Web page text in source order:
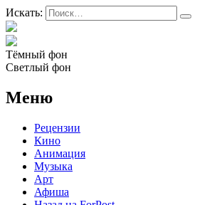
Искать:
Тёмный фон
Светлый фон
Меню
Рецензии
Кино
Анимация
Музыка
Арт
Афиша